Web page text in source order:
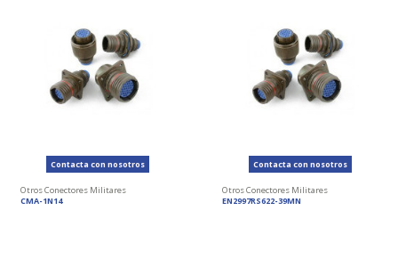
Contacta con nosotros
Otros Conectores Militares
CMA-1N14
Contacta con nosotros
Otros Conectores Militares
EN2997RS622-39MN